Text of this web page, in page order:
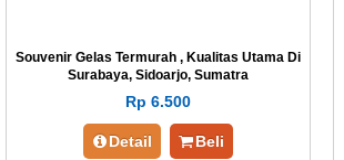
Souvenir Gelas Termurah , Kualitas Utama Di
Surabaya, Sidoarjo, Sumatra
Rp 6.500
Detail Beli